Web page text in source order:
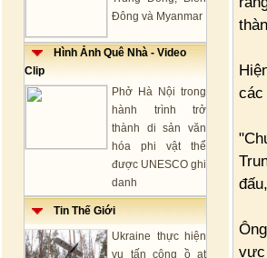
Đông và Myanmar
Hình Ảnh Quê Nhà - Video
Clip
Phở Hà Nội trong
hành trình trở
thành di sản văn
hóa phi vật thể
được UNESCO ghi
danh
Tin Thế Giới
Ukraine thực hiện
vụ tấn công ồ ạt
các